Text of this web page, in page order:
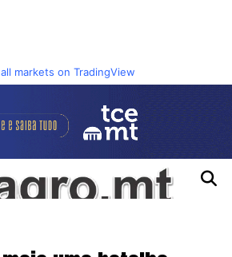
markets on TradingView